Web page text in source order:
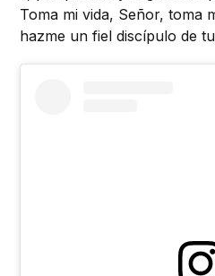
Toma mi vida, Señor, toma
hazme un fiel discípulo de